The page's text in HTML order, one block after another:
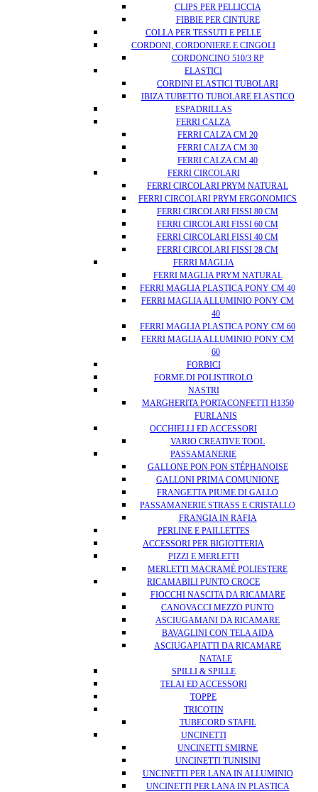
CLIPS PER PELLICCIA
FIBBIE PER CINTURE
COLLA PER TESSUTI E PELLE
CORDONI, CORDONIERE E CINGOLI
CORDONCINO 510/3 RP
ELASTICI
CORDINI ELASTICI TUBOLARI
IBIZA TUBETTO TUBOLARE ELASTICO
ESPADRILLAS
FERRI CALZA
FERRI CALZA CM 20
FERRI CALZA CM 30
FERRI CALZA CM 40
FERRI CIRCOLARI
FERRI CIRCOLARI PRYM NATURAL
FERRI CIRCOLARI PRYM ERGONOMICS
FERRI CIRCOLARI FISSI 80 CM
FERRI CIRCOLARI FISSI 60 CM
FERRI CIRCOLARI FISSI 40 CM
FERRI CIRCOLARI FISSI 28 CM
FERRI MAGLIA
FERRI MAGLIA PRYM NATURAL
FERRI MAGLIA PLASTICA PONY CM 40
FERRI MAGLIA ALLUMINIO PONY CM
40
FERRI MAGLIA PLASTICA PONY CM 60
FERRI MAGLIA ALLUMINIO PONY CM
60
FORBICI
FORME DI POLISTIROLO
NASTRI
MARGHERITA PORTACONFETTI H1350
FURLANIS
OCCHIELLI ED ACCESSORI
VARIO CREATIVE TOOL
PASSAMANERIE
GALLONE PON PON STÉPHANOISE
GALLONI PRIMA COMUNIONE
FRANGETTA PIUME DI GALLO
PASSAMANERIE STRASS E CRISTALLO
FRANGIA IN RAFIA
PERLINE E PAILLETTES
ACCESSORI PER BIGIOTTERIA
PIZZI E MERLETTI
MERLETTI MACRAMÈ POLIESTERE
RICAMABILI PUNTO CROCE
FIOCCHI NASCITA DA RICAMARE
CANOVACCI MEZZO PUNTO
ASCIUGAMANI DA RICAMARE
BAVAGLINI CON TELA AIDA
ASCIUGAPIATTI DA RICAMARE
NATALE
SPILLI & SPILLE
TELAI ED ACCESSORI
TOPPE
TRICOTIN
TUBECORD STAFIL
UNCINETTI
UNCINETTI SMIRNE
UNCINETTI TUNISINI
UNCINETTI PER LANA IN ALLUMINIO
UNCINETTI PER LANA IN PLASTICA